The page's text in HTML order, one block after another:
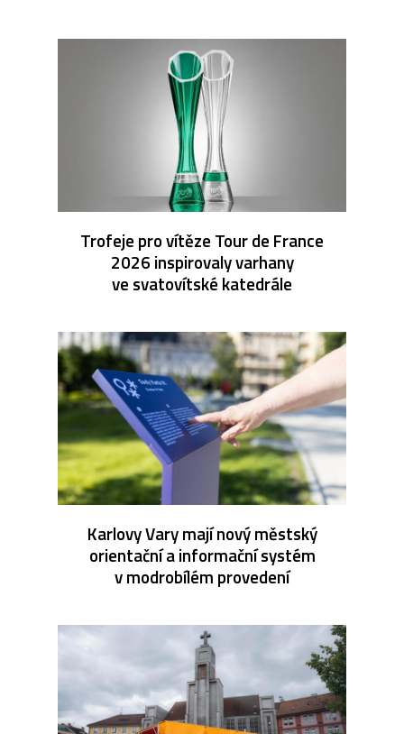
Trofeje pro vítěze Tour de France
2026 inspirovaly varhany
ve svatovítské katedrále
Karlovy Vary mají nový městský
orientační a informační systém
v modrobílém provedení